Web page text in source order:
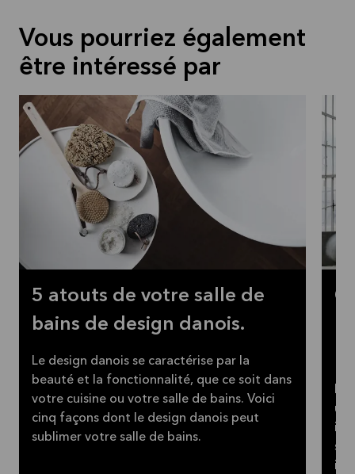
Vous pourriez également
être intéressé par
5 atouts de votre salle de
bains de design danois.
Le design danois se caractérise par la
beauté et la fonctionnalité, que ce soit dans
votre cuisine ou votre salle de bains. Voici
cinq façons dont le design danois peut
sublimer votre salle de bains.
ici